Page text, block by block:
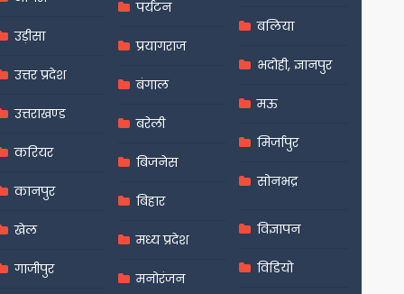
उड़ीसा
उत्तर प्रदेश
उत्तराखण्ड
करियर
कानपुर
खेल
गाजीपुर
पर्यटन
प्रयागराज
बंगाल
बरेली
बिजनेस
बिहार
मध्य प्रदेश
मनोरंजन
बलिया
भदोही, ज्ञानपुर
मऊ
मिर्जापुर
सोनभद्र
विज्ञापन
विडियो